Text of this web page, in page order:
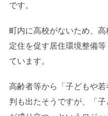
です。
町内に高校がないため、
定住を促す居住環境整備
ています。
高齢者等から「子どもや
判も出たそうですが、「